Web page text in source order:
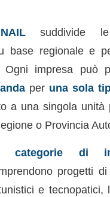
suddivide le
base regionale e
Ogni impresa può
per una sola
a una singola unità
o Provincia
categorie di
progetti
e tecnopatici,